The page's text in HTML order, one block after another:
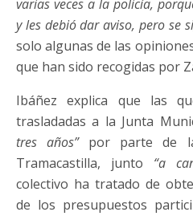
varias veces a la policía,
y les debió dar aviso, pero se
solo algunas de las
que han sido recogidas por
Ibáñez explica que las
trasladadas a la Junta
tres años”por parte de la
Tramacastilla, junto “a
colectivo ha tratado de
de los presupuestos